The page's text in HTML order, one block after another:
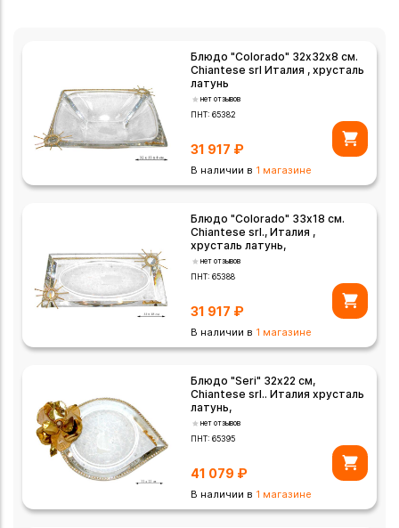
Блюдо "Colorado" 32х32х8 см.
Chiantese srl Италия , хрусталь
латунь
нет отзывов
ПНТ:65382
31 917 ₽
В наличии в 1 магазине
Блюдо "Colorado" 33х18 см.
Chiantese srl., Италия ,
хрусталь латунь,
нет отзывов
ПНТ:65388
31 917 ₽
В наличии в 1 магазине
Блюдо "Seri" 32х22 см,
Chiantese srl.. Италия хрусталь
латунь,
нет отзывов
ПНТ:65395
41 079 ₽
В наличии в 1 магазине